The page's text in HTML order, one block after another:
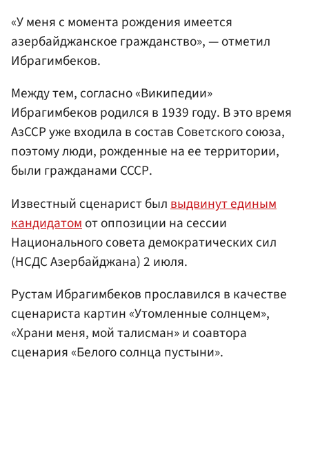
«У меня с момента рождения имеется
азербайджанское гражданство», — отметил
Ибрагимбеков.
Между тем, согласно «Википедии»
Ибрагимбеков родился в 1939 году. В это время
АзССР уже входила в состав Советского союза,
поэтому люди, рожденные на ее территории,
были гражданами СССР.
Известный сценарист был выдвинут единым
кандидатом от оппозиции на сессии
Национального совета демократических сил
(НСДС Азербайджана) 2 июля.
Рустам Ибрагимбеков прославился в качестве
сценариста картин «Утомленные солнцем»,
«Храни меня, мой талисман» и соавтора
сценария «Белого солнца пустыни».